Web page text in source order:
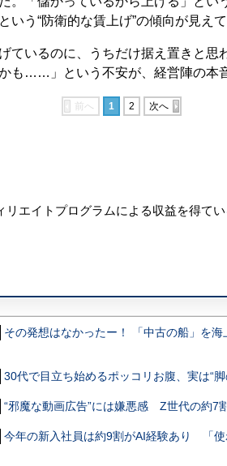
いう“防衛的な賃上げ”の傾向が見えて
ているのに、うちだけ据え置きと思
も……」という不安が、経営陣の本
前へ 1 2 次へ
リエイトプログラムによる収益を得て
その発想はなかったー！ 「中古の船」を
30代で目立ち始めるポッコリお腹、実は“
“邪魔な動画広告”には嫌悪感 Z世代の約7
今年の新入社員は約9割がAI経験あり 「使